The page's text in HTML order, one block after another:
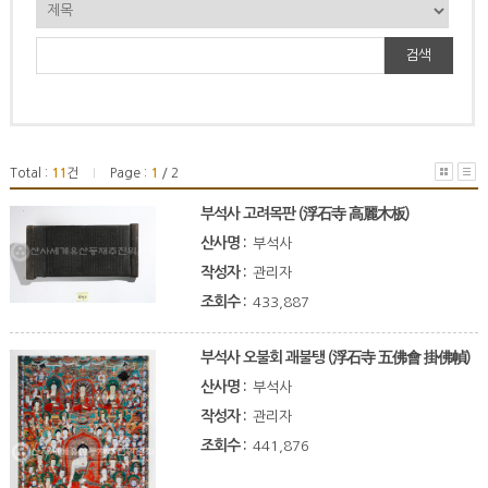
검색
Total : 11 건 Page : 1 / 2
부석사 고려목판 (浮石寺 高麗木板)
산사명 : 부석사
작성자 : 관리자
조회수 : 433,887
부석사 오불회 괘불탱 (浮石寺 五佛會 掛佛幀)
산사명 : 부석사
작성자 : 관리자
조회수 : 441,876